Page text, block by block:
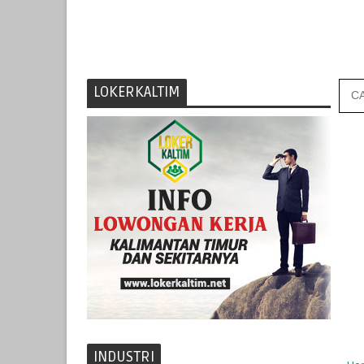
LOKERKALTIM
INDUSTRI